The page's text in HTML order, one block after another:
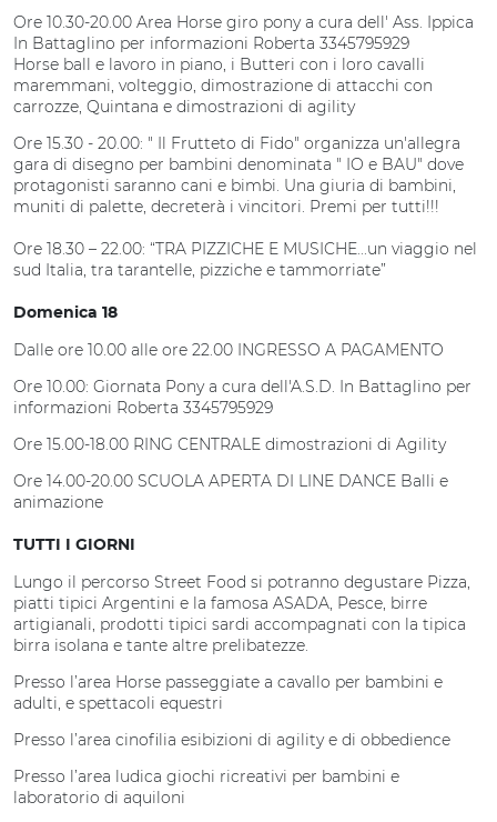
Ore 10.30-20.00 Area Horse giro pony a cura dell' Ass. Ippica
In Battaglino per informazioni Roberta 3345795929
Horse ball e lavoro in piano, i Butteri con i loro cavalli
maremmani, volteggio, dimostrazione di attacchi con
carrozze, Quintana e dimostrazioni di agility
Ore 15.30 - 20.00: " Il Frutteto di Fido" organizza un'allegra
gara di disegno per bambini denominata " IO e BAU" dove
protagonisti saranno cani e bimbi. Una giuria di bambini,
muniti di palette, decreterà i vincitori. Premi per tutti!!!
Ore 18.30 – 22.00: “TRA PIZZICHE E MUSICHE...un viaggio nel
sud Italia, tra tarantelle, pizziche e tammorriate”
Domenica 18
Dalle ore 10.00 alle ore 22.00 INGRESSO A PAGAMENTO
Ore 10.00: Giornata Pony a cura dell'A.S.D. In Battaglino per
informazioni Roberta 3345795929
Ore 15.00-18.00 RING CENTRALE dimostrazioni di Agility
Ore 14.00-20.00 SCUOLA APERTA DI LINE DANCE Balli e
animazione
TUTTI I GIORNI
Lungo il percorso Street Food si potranno degustare Pizza,
piatti tipici Argentini e la famosa ASADA, Pesce, birre
artigianali, prodotti tipici sardi accompagnati con la tipica
birra isolana e tante altre prelibatezze.
Presso l’area Horse passeggiate a cavallo per bambini e
adulti, e spettacoli equestri
Presso l’area cinofilia esibizioni di agility e di obbedience
Presso l’area ludica giochi ricreativi per bambini e
laboratorio di aquiloni